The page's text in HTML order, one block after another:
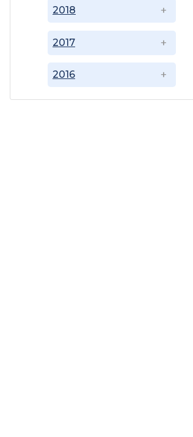
2016
2017
2018